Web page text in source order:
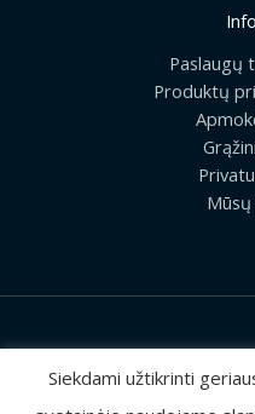
Paslaugų
Produktų
2026 © Visos
Siekdami užtikrinti